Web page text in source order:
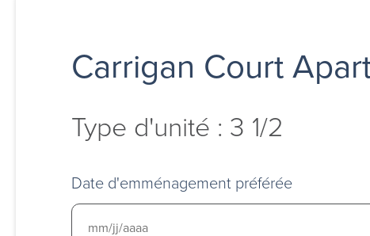
Carrigan Court
Type d'unité : 3 1/2
Date d'emménagement préférée